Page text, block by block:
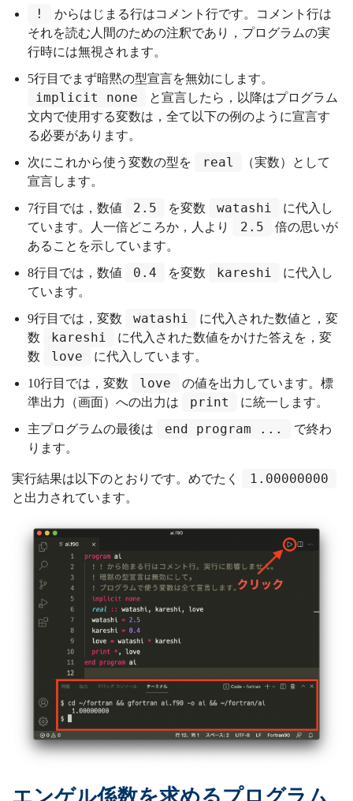
!
からはじまる行はコメント行です。コメント行は
それを読む人間のための注釈であり，プログラムの実
行時には無視されます。
5行目でまず暗黙の型宣言を無効にします。
implicit none
と宣言したら，以降はプログラム
文内で使用する変数は，全て以下の例のように宣言す
る必要があります。
次にこれから使う変数の型を
real
（実数）として
宣言します。
7行目では，数値
2.5 を変数 watashi
に代入し
ています。人一倍どころか，人より
2.5
倍の思いが
あることを示しています。
8行目では，数値
0.4 を変数 kareshi
に代入し
ています。
9行目では，変数
watashi
に代入された数値と，変
数
kareshi
に代入された数値をかけた答えを，変
数
love
に代入しています。
10行目では，変数
love
の値を出力しています。標
準出力（画面）への出力は
print
に統一します。
主プログラムの最後は
end program ...
で終わ
ります。
実行結果は以下のとおりです。めでたく 1.00000000
と出力されています。
エンゲル係数を求めるプログラム